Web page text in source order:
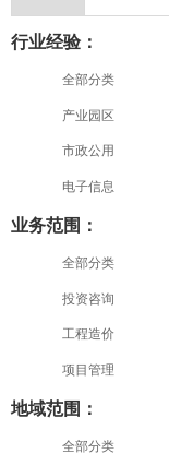
行业经验：
全部分类
产业园区
市政公用
电子信息
业务范围：
全部分类
投资咨询
工程造价
项目管理
地域范围：
全部分类